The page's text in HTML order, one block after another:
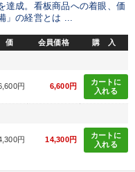
達成。看板商品への着眼、価
の経営とは ...
価 会員価格 購 入
円 6,600円
カートに
入れる
円 14,300円
カートに
入れる